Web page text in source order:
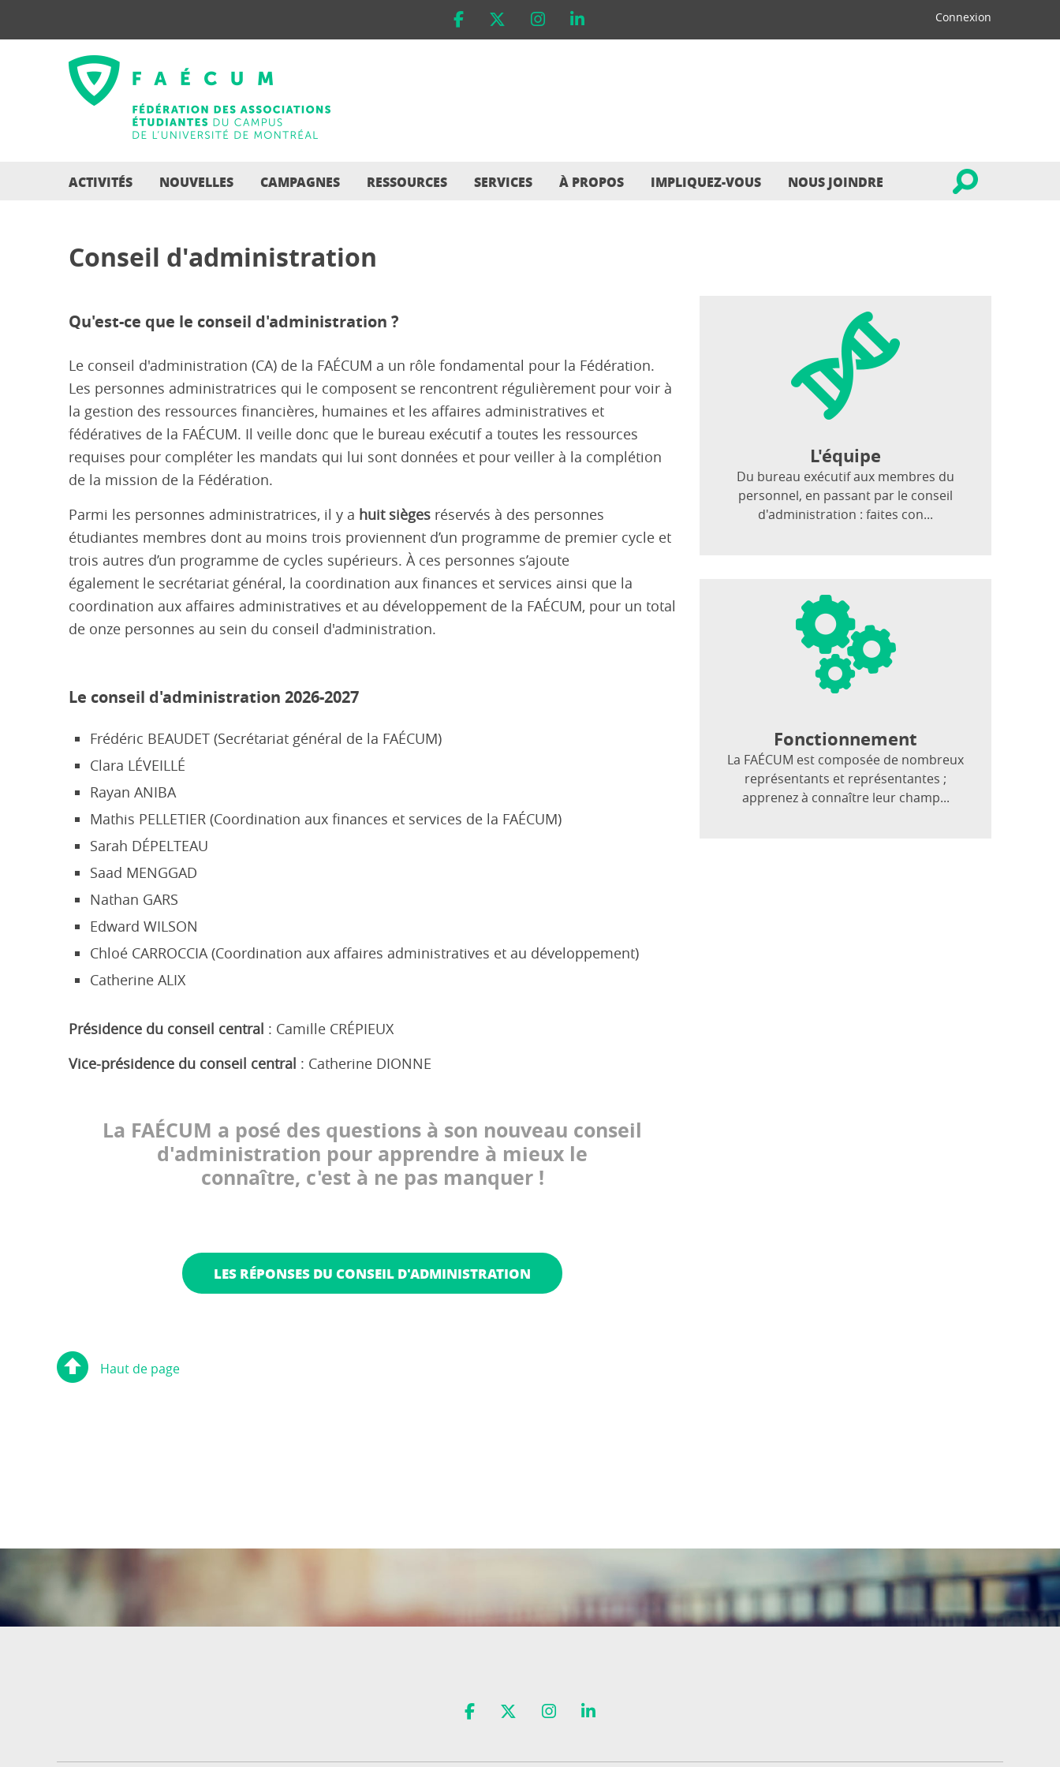
Connexion
ACTIVITÉS NOUVELLES CAMPAGNES RESSOURCES SERVICES À PROPOS IMPLIQUEZ-VOUS NOUS JOINDRE
Conseil d'administration
Qu'est-ce que le conseil d'administration ?
Le conseil d'administration (CA) de la FAÉCUM a un rôle fondamental pour la Fédération.
Les personnes administratrices qui le composent se rencontrent régulièrement pour voir à
la gestion des ressources financières, humaines et les affaires administratives et
fédératives de la FAÉCUM. Il veille donc que le bureau exécutif a toutes les ressources
requises pour compléter les mandats qui lui sont données et pour veiller à la complétion
de la mission de la Fédération.
Parmi les personnes administratrices, il y a huit sièges réservés à des personnes
étudiantes membres dont au moins trois proviennent d’un programme de premier cycle et
trois autres d’un programme de cycles supérieurs. À ces personnes s’ajoute
également le secrétariat général, la coordination aux finances et services ainsi que la
coordination aux affaires administratives et au développement de la FAÉCUM, pour un total
de onze personnes au sein du conseil d'administration.
Le conseil d'administration 2026-2027
Frédéric BEAUDET (Secrétariat général de la FAÉCUM)
Clara LÉVEILLÉ
Rayan ANIBA
Mathis PELLETIER (Coordination aux finances et services de la FAÉCUM)
Sarah DÉPELTEAU
Saad MENGGAD
Nathan GARS
Edward WILSON
Chloé CARROCCIA (Coordination aux affaires administratives et au développement)
Catherine ALIX
Présidence du conseil central : Camille CRÉPIEUX
Vice-présidence du conseil central : Catherine DIONNE
La FAÉCUM a posé des questions à son nouveau conseil
d'administration pour apprendre à mieux le
connaître, c'est à ne pas manquer !
LES RÉPONSES DU CONSEIL D'ADMINISTRATION
L'équipe
Du bureau exécutif aux membres du
personnel, en passant par le conseil
d'administration : faites con...
Fonctionnement
La FAÉCUM est composée de nombreux
représentants et représentantes ;
apprenez à connaître leur champ...
Haut de page